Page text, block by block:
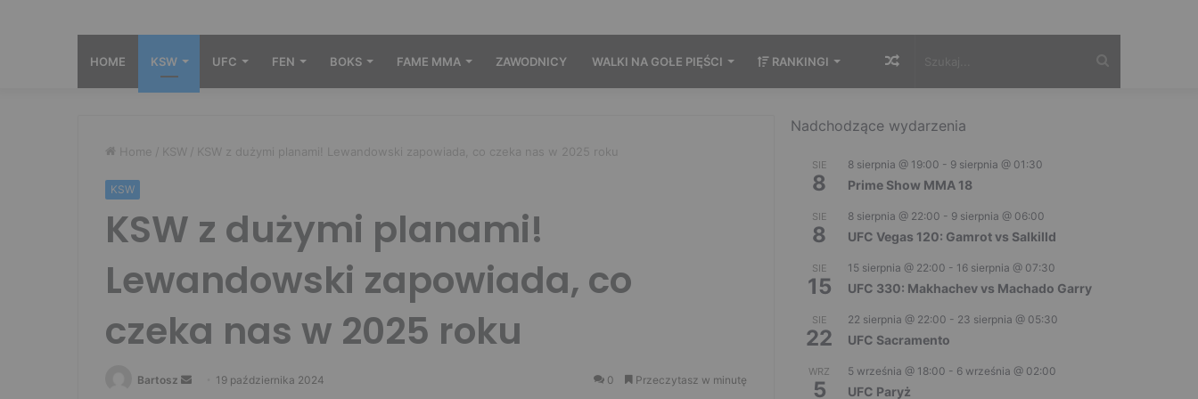
HOME KSW UFC FEN BOKS FAME MMA ZAWODNICY WALKI NA GOŁE PIĘŚCI RANKINGI Losowy
Home / KSW / KSW z dużymi planami! Lewandowski zapowiada, co czeka nas w 2025 roku
KSW
KSW z dużymi planami!
Lewandowski zapowiada, co
czeka nas w 2025 roku
Bartosz
Send 19 października 2024 0 Przeczytasz w minutę
Nadchodzące wydarzenia
SIE
8
8 sierpnia @ 19:00 - 9 sierpnia @ 01:30
Prime Show MMA 18
SIE
8
8 sierpnia @ 22:00 - 9 sierpnia @ 06:00
UFC Vegas 120: Gamrot vs Salkilld
SIE
15
15 sierpnia @ 22:00 - 16 sierpnia @ 07:30
UFC 330: Makhachev vs Machado Garry
SIE
22
22 sierpnia @ 22:00 - 23 sierpnia @ 05:30
UFC Sacramento
WRZ
5
5 września @ 18:00 - 6 września @ 02:00
UFC Paryż